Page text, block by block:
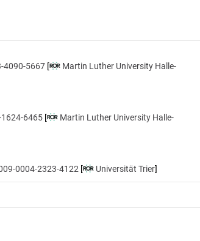
4090-5667 [
Martin Luther University Halle-
6465 [
Martin Luther University Halle-
0004-2323-4122 [ Universität Trier]